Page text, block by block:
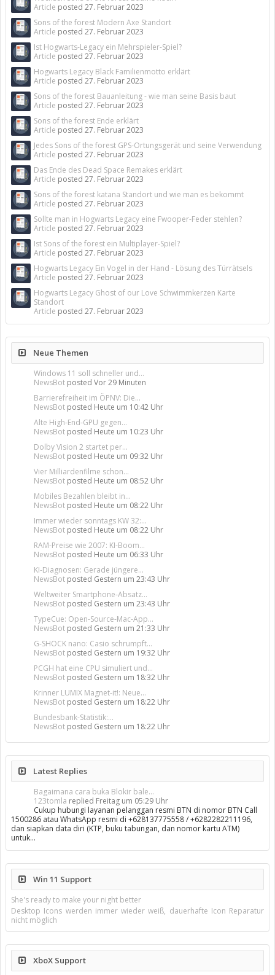
Article posted 27. Februar 2023
Sons of the forest Modern Axe Standort
Article posted 27. Februar 2023
Ist Hogwarts-Legacy ein Mehrspieler-Spiel?
Article posted 27. Februar 2023
Hogwarts Legacy Black Familienmotto erklärt
Article posted 27. Februar 2023
Sons of the forest Bauanleitung - wie man seine Basis baut
Article posted 27. Februar 2023
Sons of the forest Ende erklärt
Article posted 27. Februar 2023
Jedes Sons of the forest GPS-Ortungsgerät und seine Verwendung
Article posted 27. Februar 2023
Das Ende des Dead Space Remakes erklärt
Article posted 27. Februar 2023
Sons of the forest katana Standort und wie man es bekommt
Article posted 27. Februar 2023
Sollte man in Hogwarts Legacy eine Fwooper-Feder stehlen?
Article posted 27. Februar 2023
Ist Sons of the forest ein Multiplayer-Spiel?
Article posted 27. Februar 2023
Hogwarts Legacy Ein Vogel in der Hand - Lösung des Türrätsels
Article posted 27. Februar 2023
Hogwarts Legacy Ghost of our Love Schwimmkerzen Karte
Standort
Article posted 27. Februar 2023
Neue Themen
Windows 11 soll schneller und...
NewsBot posted Vor 29 Minuten
Barrierefreiheit im ÖPNV: Die...
NewsBot posted Heute um 10:42 Uhr
Alte High-End-GPU gegen...
NewsBot posted Heute um 10:23 Uhr
Dolby Vision 2 startet per...
NewsBot posted Heute um 09:32 Uhr
Vier Milliardenfilme schon...
NewsBot posted Heute um 08:52 Uhr
Mobiles Bezahlen bleibt in...
NewsBot posted Heute um 08:22 Uhr
Immer wieder sonntags KW 32:...
NewsBot posted Heute um 08:22 Uhr
RAM-Preise wie 2007: KI-Boom...
NewsBot posted Heute um 06:33 Uhr
KI-Diagnosen: Gerade jüngere...
NewsBot posted Gestern um 23:43 Uhr
Weltweiter Smartphone-Absatz...
NewsBot posted Gestern um 23:43 Uhr
TypeCue: Open-Source-Mac-App...
NewsBot posted Gestern um 21:33 Uhr
G-SHOCK nano: Casio schrumpft...
NewsBot posted Gestern um 19:32 Uhr
PCGH hat eine CPU simuliert und...
NewsBot posted Gestern um 18:32 Uhr
Krinner LUMIX Magnet-it!: Neue...
NewsBot posted Gestern um 18:22 Uhr
Bundesbank-Statistik:...
NewsBot posted Gestern um 18:22 Uhr
Latest Replies
Bagaimana cara buka Blokir bale...
123tomla replied Freitag um 05:29 Uhr
Cukup hubungi layanan pelanggan resmi BTN di nomor BTN Call
1500286 atau WhatsApp resmi di +628137775558 / +6282282211196,
dan siapkan data diri (KTP, buku tabungan, dan nomor kartu ATM)
untuk…
Win 11 Support
She's ready to make your night better
Desktop Icons werden immer wieder weiß, dauerhafte Icon Reparatur
nicht möglich
XboX Support